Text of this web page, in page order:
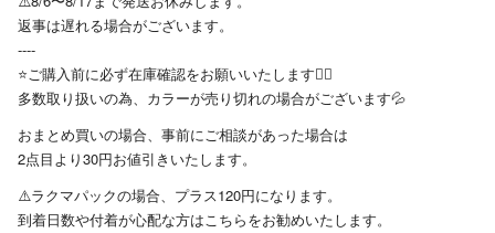
返事は遅れる場合がございます。
----
⭐️ご購入前に必ず在庫確認をお願いいたします🙇‍♀️
多数取り扱いの為、カラーが売り切れの場合がございます💦
おまとめ買いの場合、事前にご相談があった場合は
2点目より30円お値引きいたします。
⚠️ラクマパックの場合、プラス120円になります。
到着日数や付着が心配な方はこちらをお勧めいたします。